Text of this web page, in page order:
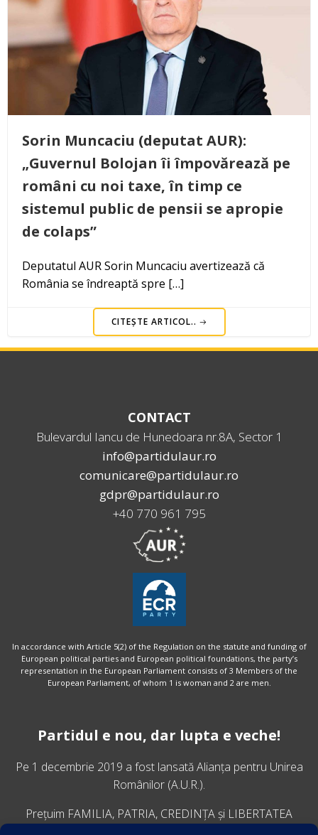
Sorin Muncaciu (deputat AUR):
„Guvernul Bolojan îi împovărează pe
români cu noi taxe, în timp ce
sistemul public de pensii se apropie
de colaps”
Deputatul AUR Sorin Muncaciu avertizează că
România se îndreaptă spre […]
CITEȘTE ARTICOL..
CONTACT
Bulevardul Iancu de Hunedoara nr.8A, Sector 1
info@partidulaur.ro
comunicare@partidulaur.ro
gdpr@partidulaur.ro
+40 770 961 795
In accordance with Article 5(2) of the Regulation on the statute and funding of
European political parties and European political foundations, the party’s
representation in the European Parliament consists of 3 Members of the
European Parliament, of whom 1 is woman and 2 are men.
Partidul e nou, dar lupta e veche!
Pe 1 decembrie 2019 a fost lansatăAlianța pentru Unirea
Românilor (A.U.R.).
Prețuim FAMILIA, PATRIA, CREDINȚA și LIBERTATEA